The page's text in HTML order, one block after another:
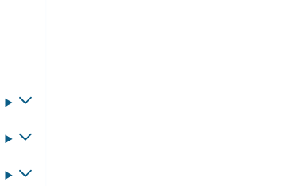
切
切
切